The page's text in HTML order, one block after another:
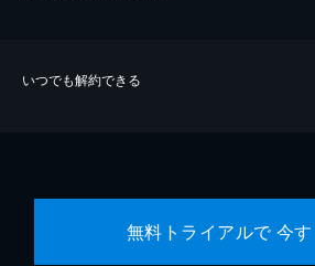
いつでも解約できる
無料トライアルで 今